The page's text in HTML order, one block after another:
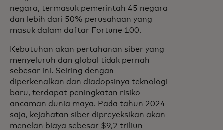
negara, termasuk pemerintah 45 negara
dan lebih dari 50% perusahaan yang
masuk dalam daftar Fortune 100.
Kebutuhan akan pertahanan siber yang
menyeluruh dan global tidak pernah
sebesar ini. Seiring dengan
diperkenalkan dan diadopsinya teknologi
baru, terdapat peningkatan risiko
ancaman dunia maya. Pada tahun 2024
saja, kejahatan siber diproyeksikan akan
menelan biaya sebesar $9,2 triliun